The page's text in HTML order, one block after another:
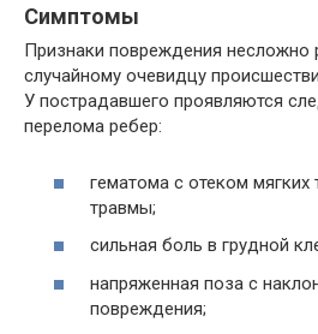
Симптомы
Признаки повреждения несложно
случайному очевидцу
У пострадавшего проявляются
перелома ребер:
гематома с отеком мягких
травмы;
сильная боль в грудной
напряженная поза с
повреждения;